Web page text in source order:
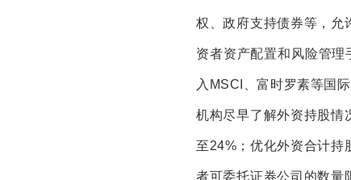
权、政府支持债券等，允
资者资产配置和风险管理
入MSCI、富时罗素等国
机构尽早了解外资持股情
至24%；优化外资合计持
者可委托证券公司的数量